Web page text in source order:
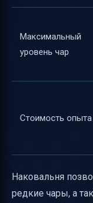
Максимальный
уровень чар
Стоимость опыта
Наковальня
редкие чары, а